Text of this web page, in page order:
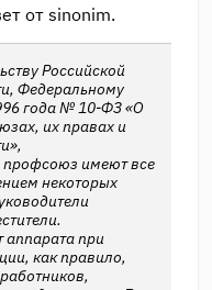
от sinonim.
Российской
Федеральному
года № 10-ФЗ «О
их правах и
профсоюз имеют все
некоторых
аппарата при
как правило,